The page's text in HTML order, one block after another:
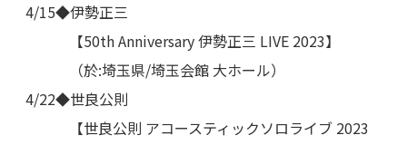
4/15◆伊勢正三
【50th Anniversary 伊勢正三 LIVE 2023】
（於:埼玉県/埼玉会館 大ホール）
4/22◆世良公則
【世良公則 アコースティックソロライブ 2023